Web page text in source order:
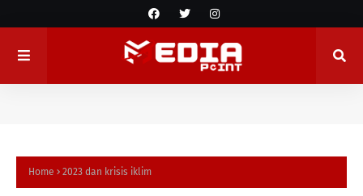
Home 2023 dan krisis iklim